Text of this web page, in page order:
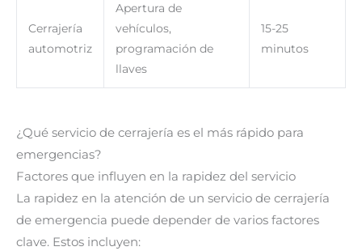
Cerrajería
automotriz
Apertura de
vehículos,
programación de
llaves
15-25
minutos
¿Qué servicio de cerrajería es el más rápido para
emergencias?
Factores que influyen en la rapidez del servicio
La rapidez en la atención de un servicio de cerrajería
de emergencia puede depender de varios factores
clave. Estos incluyen: